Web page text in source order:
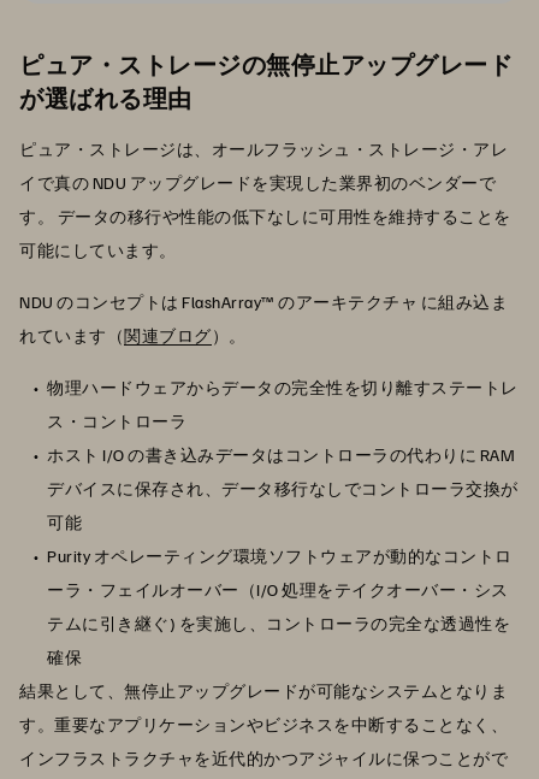
ピュア・ストレージの無停止アップグレード
が選ばれる理由
ピュア・ストレージは、オールフラッシュ・ストレージ・アレ
イで真の NDU アップグレードを実現した業界初のベンダーで
す。 データの移行や性能の低下なしに可用性を維持することを
可能にしています。
NDU のコンセプトは FlashArray™ のアーキテクチャ に組み込ま
れています（関連ブログ）。
物理ハードウェアからデータの完全性を切り離すステートレ
ス・コントローラ
ホスト I/O の書き込みデータはコントローラの代わりに RAM
デバイスに保存され、データ移行なしでコントローラ交換が
可能
Purity オペレーティング環境ソフトウェアが動的なコントロ
ーラ・フェイルオーバー（I/O 処理をテイクオーバー・シス
テムに引き継ぐ) を実施し、コントローラの完全な透過性を
確保
結果として、無停止アップグレードが可能なシステムとなりま
す。重要なアプリケーションやビジネスを中断することなく、
インフラストラクチャを近代的かつアジャイルに保つことがで